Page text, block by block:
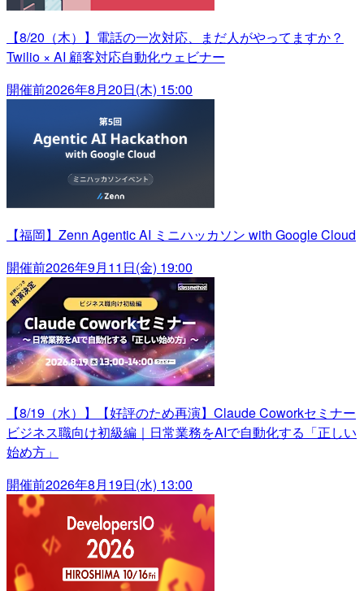
【8/20（木）】電話の一次対応、まだ人がやってますか？
Twilio × AI 顧客対応自動化ウェビナー
開催前2026年8月20日(木) 15:00
【福岡】Zenn Agentic AI ミニハッカソン with Google Cloud
開催前2026年9月11日(金) 19:00
【8/19（水）】【好評のため再演】Claude Coworkセミナー
ビジネス職向け初級編｜日常業務をAIで自動化する「正しい
始め方」
開催前2026年8月19日(水) 13:00